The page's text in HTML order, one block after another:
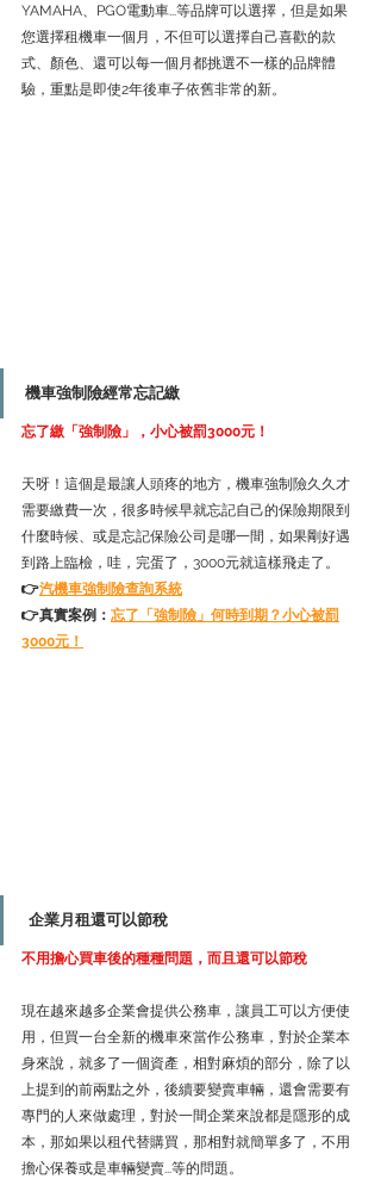
YAMAHA、PGO電動車...等品牌可以選擇，但是如果
您選擇租機車一個月，不但可以選擇自己喜歡的款
式、顏色、還可以每一個月都挑選不一樣的品牌體
驗，重點是即使2年後車子依舊非常的新。
機車強制險經常忘記繳
忘了繳「強制險」，小心被罰3000元！
天呀！這個是最讓人頭疼的地方，機車強制險久久才
需要繳費一次，很多時候早就忘記自己的保險期限到
什麼時候、或是忘記保險公司是哪一間，如果剛好遇
到路上臨檢，哇，完蛋了，3000元就這樣飛走了。
👉汽機車強制險查詢系統
👉真實案例： 忘了「強制險」何時到期？小心被罰
3000元！
企業月租還可以節稅
不用擔心買車後的種種問題，而且還可以節稅
現在越來越多企業會提供公務車，讓員工可以方便使
用，但買一台全新的機車來當作公務車，對於企業本
身來說，就多了一個資產，相對麻煩的部分，除了以
上提到的前兩點之外，後續要變賣車輛，還會需要有
專門的人來做處理，對於一間企業來說都是隱形的成
本，那如果以租代替購買，那相對就簡單多了，不用
擔心保養或是車輛變賣...等的問題。